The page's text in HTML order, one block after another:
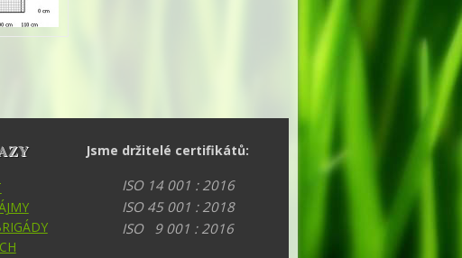
Jsme držitelé certifikátů:
ISO 14 001 : 2016
ISO 45 001 : 2018
ISO 9 001 : 2016